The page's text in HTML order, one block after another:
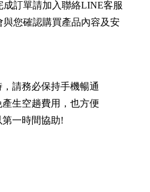
訂單請加入聯絡LINE客服
與您確認購買產品內容及安
請務必保持手機暢通
生空趟費用，也方便
一時間協助!